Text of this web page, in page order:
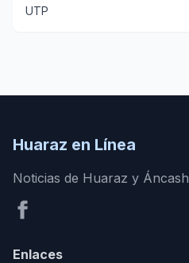
UTP
Huaraz en Línea
Noticias de Huaraz y Áncash
Enlaces